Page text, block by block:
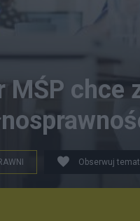
MŚP chce
Obserwuj temat